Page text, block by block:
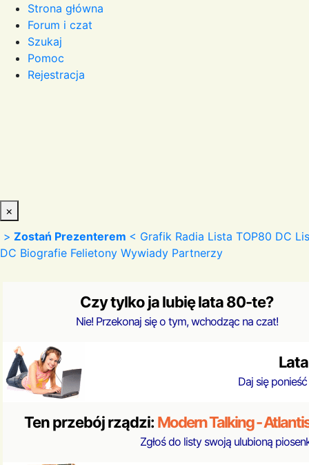
Strona główna
Forum i czat
Szukaj
Pomoc
Rejestracja
×
> Zostań Prezenterem < Grafik Radia Lista TOP80 DC
DC Biografie Felietony Wywiady Partnerzy
Czy tylko ja lubię lata 80-te?
Nie! Przekonaj się o tym, wchodząc na czat!
Daj się
Ten przebój rządzi: Modern Talking -
Zgłoś do listy swoją ulubioną